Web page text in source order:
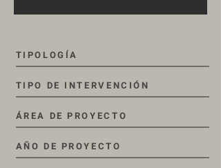
TIPOLOGÍA
TIPO DE INTERVENCIÓN
ÁREA DE PROYECTO
AÑO DE PROYECTO